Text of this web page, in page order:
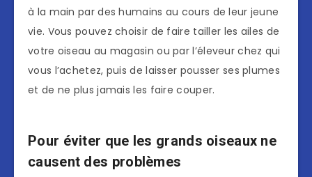
à la main par des humains au cours de leur jeune
vie. Vous pouvez choisir de faire tailler les ailes de
votre oiseau au magasin ou par l’éleveur chez qui
vous l’achetez, puis de laisser pousser ses plumes
et de ne plus jamais les faire couper.
Pour éviter que les grands oiseaux ne
causent des problèmes